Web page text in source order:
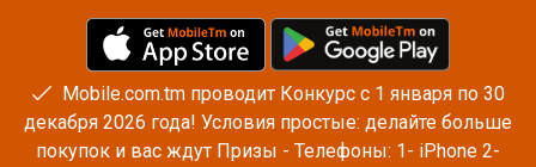
Mobile.com.tm проводит Конкурс с 1 января по 30
декабря 2026 года! Условия простые: делайте больше
покупок и вас ждут Призы - Телефоны: 1- iPhone 2-